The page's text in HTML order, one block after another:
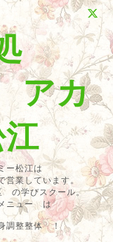
アカ
ー松江は
業しています。
の学びスクール。
メニュー は
調整整体 ！